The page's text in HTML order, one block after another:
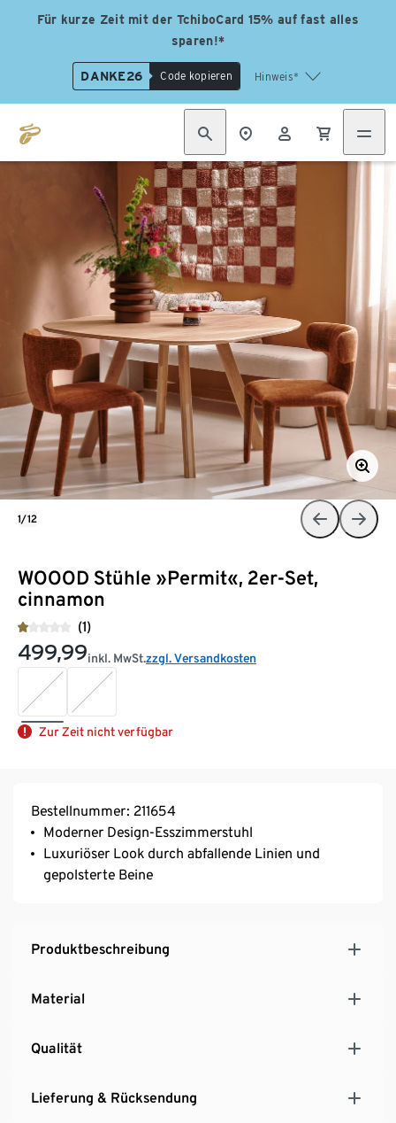
Für kurze Zeit mit der TchiboCard 15% auf fast alles
sparen!*
DANKE26 Code kopieren Hinweis*
WOOOD Stühle »Permit«, 2er-Set,
cinnamon
(1)
499,99inkl. MwSt.zzgl. Versandkosten
Zur Zeit nicht verfügbar
1/12
Bestellnummer: 211654
Moderner Design-Esszimmerstuhl
Luxuriöser Look durch abfallende Linien und
gepolsterte Beine
Produktbeschreibung
Material
Qualität
Lieferung & Rücksendung